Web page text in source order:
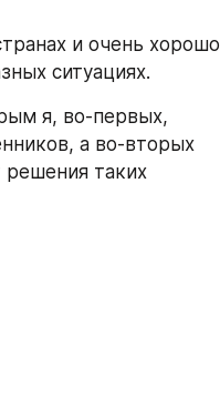
и очень хорошо
ситуациях.
я, во-первых,
а во-вторых
решения таких